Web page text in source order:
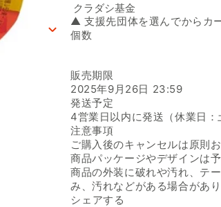
▲ 支援先団体を選んでからカ
個数たらみ「とろける味わい ご褒美
販売期限
2025年9月26日 23:59
発送予定
4営業日以内に発送（休業日：
注意事項
ご購入後のキャンセルは原則
商品パッケージやデザインは
商品の外装に破れや汚れ、テ
み、汚れなどがある場合があ
シェアする